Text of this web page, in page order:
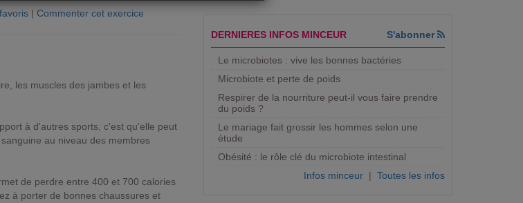
| Commenter cet exercice
les muscles des jambes et les
à d'autres sports, c'est qu'elle peut
au niveau des membres
de perdre entre 400 et 700 calories
à porter de bonnes chaussures et
DERNIERES INFOS MINCEUR S'abonner
Le microbiotes : vive les bonnes bactéries
Microbiote et perte de poids
Respirer de la nourriture peut-il vous faire prendre
du poids ?
Le mariage fait grossir les hommes selon une
étude
Obésité : le rôle clé du microbiote intestinal
Infos minceur | Toutes les infos